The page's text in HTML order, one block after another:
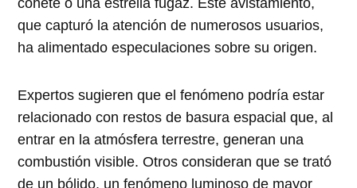
cohete o una estrella fugaz. Este avistamiento,
que capturó la atención de numerosos usuarios,
ha alimentado especulaciones sobre su origen.
Expertos sugieren que el fenómeno podría estar
relacionado con restos de basura espacial que, al
entrar en la atmósfera terrestre, generan una
combustión visible. Otros consideran que se trató
de un bólido, un fenómeno luminoso de mayor